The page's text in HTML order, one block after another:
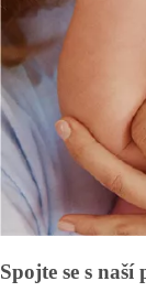
Spojte se s